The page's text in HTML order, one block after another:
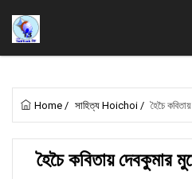
Home / সাহিত্য Hoichoi / হৈচৈ
হৈচৈ কবিতায় দেবকুমার